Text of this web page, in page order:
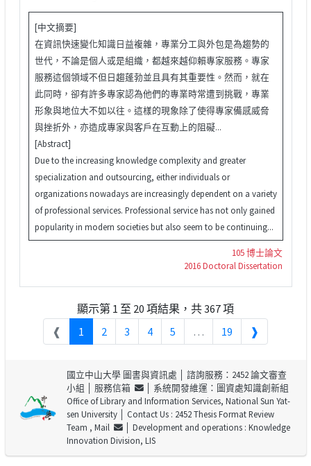
[中文摘要]
在資訊快速變化知識日益複雜，專業分工與外包是為趨勢的
世代，不論是個人或是組織，都越來越仰賴專家服務。專家
服務這個領域不但日趨蓬勃並且具有其重要性。然而，就在
此同時，卻有許多專家認為他們的專業時常遭到挑戰，專業
形象與地位大不如以往。這樣的現象除了使得專家備感威脅
與挫折外，亦造成專家與客戶在互動上的阻礙...
[Abstract]
Due to the increasing knowledge complexity and greater
specialization and outsourcing, either individuals or
organizations nowadays are increasingly dependent on a variety
of professional services. Professional service has not only gained
popularity in modern societies but also seem to be continuing...
105 博士論文
2016 Doctoral Dissertation
顯示第 1 至 20 項結果，共 367 項
❰
1 2 3 4 5 … 19 ❱
國立中山大學 圖書與資訊處 │ 諮詢服務：2452 論文審查
小組 │ 服務信箱
│ 系統開發維運：圖資處知識創新組
Office of Library and Information Services, National Sun Yat-
sen University│ Contact Us : 2452 Thesis Format Review
Team , Mail
│ Development and operations : Knowledge
Innovation Division, LIS